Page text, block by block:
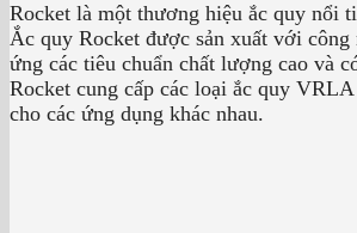
Rocket là một thương hiệu ắc quy nổi
Ắc quy Rocket được sản xuất với công
ứng các tiêu chuẩn chất lượng cao và
Rocket cung cấp các loại ắc quy
cho các ứng dụng khác nhau.